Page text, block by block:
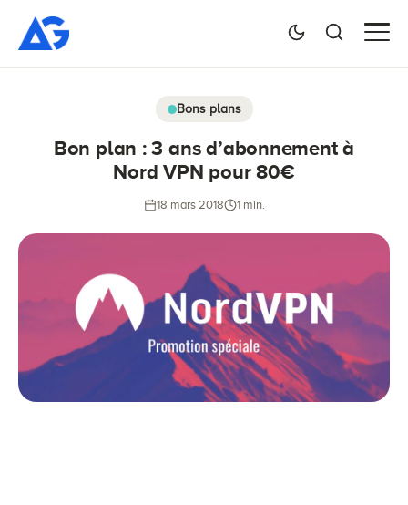
Bons plans
Bon plan : 3 ans d’abonnement à
Nord VPN pour 80€
18 mars 2018 1 min.